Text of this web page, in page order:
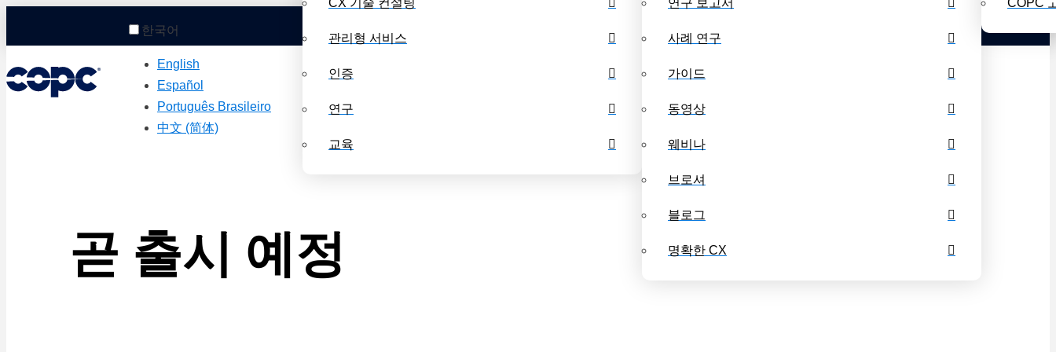
한국어
English
Español
Português Brasileiro
中文 (简体)
CX 기술 컨설팅
관리형 서비스
인증
연구
교육
연구 보고서
사례 연구
가이드
동영상
웨비나
브로셔
블로그
명확한 CX
COPC
곧 출시 예정